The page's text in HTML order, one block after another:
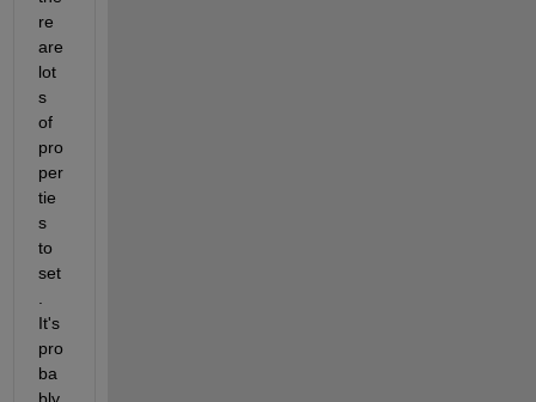
re
are
lot
s
of
pro
per
tie
s
to
set
It's
pro
ba